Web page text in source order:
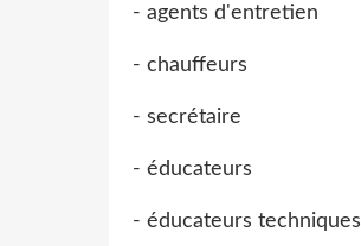
- agents d'entretien
- chauffeurs
- secrétaire
- éducateurs
- éducateurs techniques